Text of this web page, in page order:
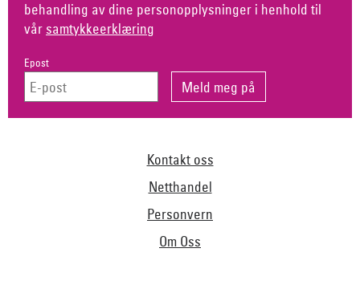
behandling av dine personopplysninger i henhold til
vår samtykkeerklæring
Epost
Kontakt oss
Netthandel
Personvern
Om Oss